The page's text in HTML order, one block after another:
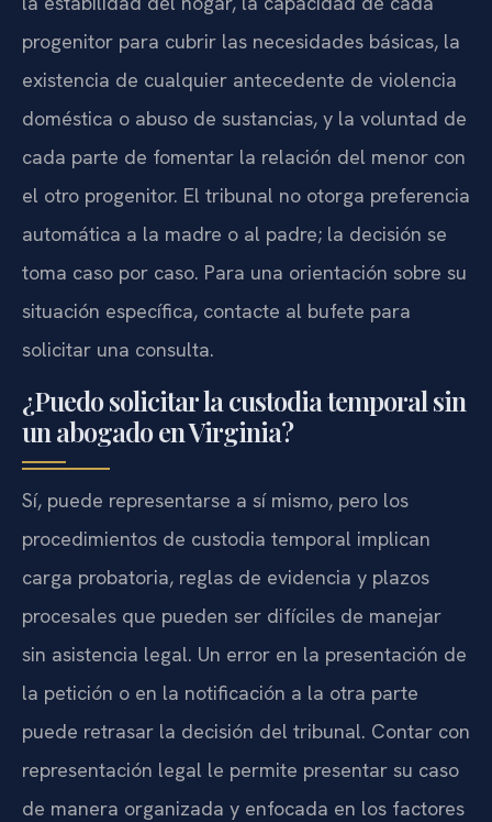
progenitor para cubrir las necesidades básicas, la
existencia de cualquier antecedente de violencia
doméstica o abuso de sustancias, y la voluntad de
cada parte de fomentar la relación del menor con
el otro progenitor. El tribunal no otorga preferencia
automática a la madre o al padre; la decisión se
toma caso por caso. Para una orientación sobre su
situación específica, contacte al bufete para
solicitar una consulta.
¿Puedo solicitar la custodia temporal sin
un abogado en Virginia?
Sí, puede representarse a sí mismo, pero los
procedimientos de custodia temporal implican
carga probatoria, reglas de evidencia y plazos
procesales que pueden ser difíciles de manejar
sin asistencia legal. Un error en la presentación de
la petición o en la notificación a la otra parte
puede retrasar la decisión del tribunal. Contar con
representación legal le permite presentar su caso
de manera organizada y enfocada en los factores